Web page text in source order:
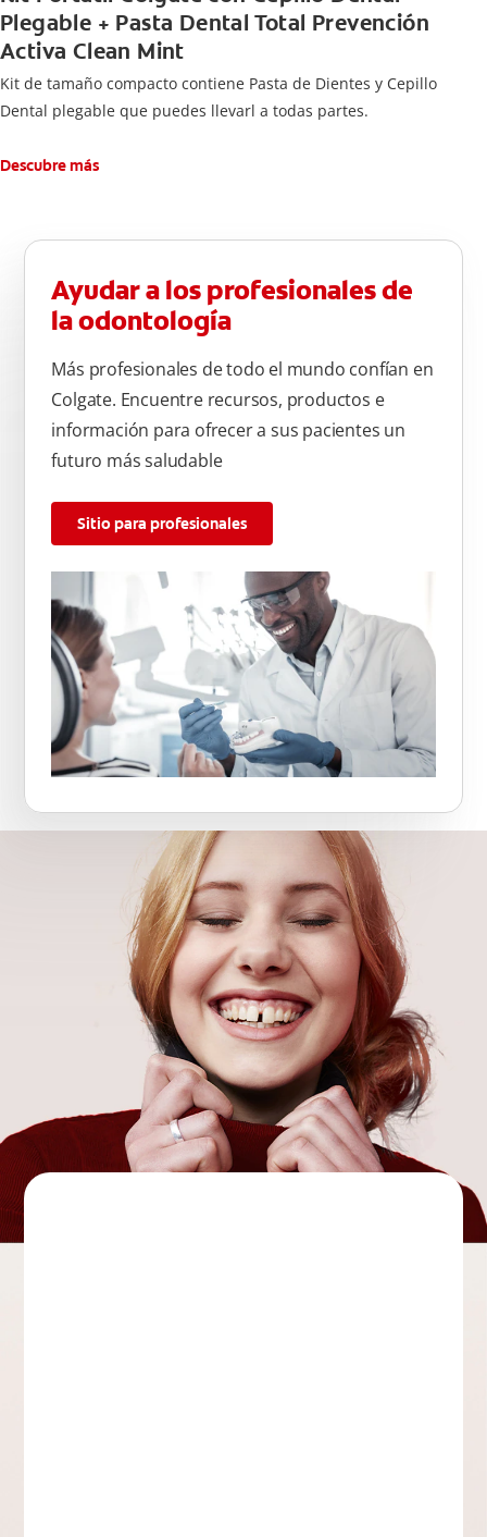
Plegable + Pasta Dental Total Prevención
Activa Clean Mint
Kit de tamaño compacto contiene Pasta de Dientes y Cepillo
Dental plegable que puedes llevarl a todas partes.
Descubre más
Ayudar a los profesionales de
la odontología
Más profesionales de todo el mundo confían en
Colgate. Encuentre recursos, productos e
información para ofrecer a sus pacientes un
futuro más saludable
Sitio para profesionales